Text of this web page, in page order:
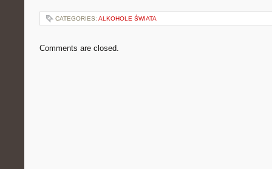
CATEGORIES: ALKOHOLE ŚWIATA
Comments are closed.